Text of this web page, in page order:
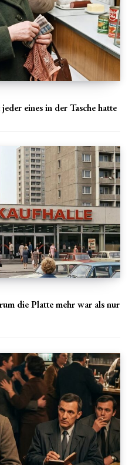
eines in der Tasche hatte
die Platte mehr war als nur